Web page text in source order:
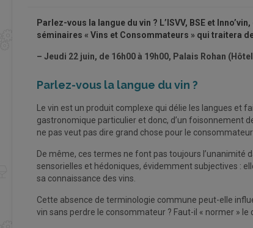
Parlez-vous la langue du vin ? L’ISVV, BSE et
séminaires « Vins et Consommateurs » qui traitera
– Jeudi 22 juin, de 16h00 à 19h00, Palais Rohan
Parlez-vous la langue du vin ?
Le vin est un produit complexe qui délie les langues et
gastronomique particulier et donc, d’un foisonnement
ne pas veut pas dire grand chose pour le consommateur
De même, ces termes ne font pas toujours l’unanimité
sensorielles et hédoniques, évidemment subjectives :
sa connaissance des vins.
Cette absence de terminologie commune peut-elle
vin sans perdre le consommateur ? Faut-il « normer »